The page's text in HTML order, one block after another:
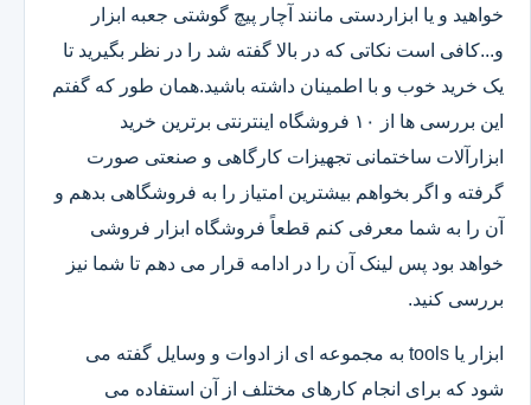
خواهید و یا ابزاردستی مانند آچار پیچ گوشتی جعبه ابزار
و...کافی است نکاتی که در بالا گفته شد را در نظر بگیرید تا
یک خرید خوب و با اطمینان داشته باشید.همان طور که گفتم
این بررسی ها از ۱۰ فروشگاه اینترنتی برترین خرید
ابزارآلات ساختمانی تجهیزات کارگاهی و صنعتی صورت
گرفته و اگر بخواهم بیشترین امتیاز را به فروشگاهی بدهم و
آن را به شما معرفی کنم قطعاً فروشگاه ابزار فروشی
خواهد بود پس لینک آن را در ادامه قرار می دهم تا شما نیز
بررسی کنید.
ابزار یا tools به مجموعه ای از ادوات و وسایل گفته می
شود که برای انجام کارهای مختلف از آن استفاده می